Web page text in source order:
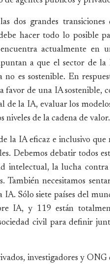
dos grandes transiciones
hacer todo lo posible
actualmente en
a que el sector de la
es sostenible. En
favor de una IA sostenible,
de la IA, evaluar los
niveles de la cadena de valor.
la IA eficaz e inclusivo que
Debemos debatir todos
intelectual, la lucha
También necesitamos
Sólo siete países del
IA, y 119 están
civil para definir
investigadores y ONG